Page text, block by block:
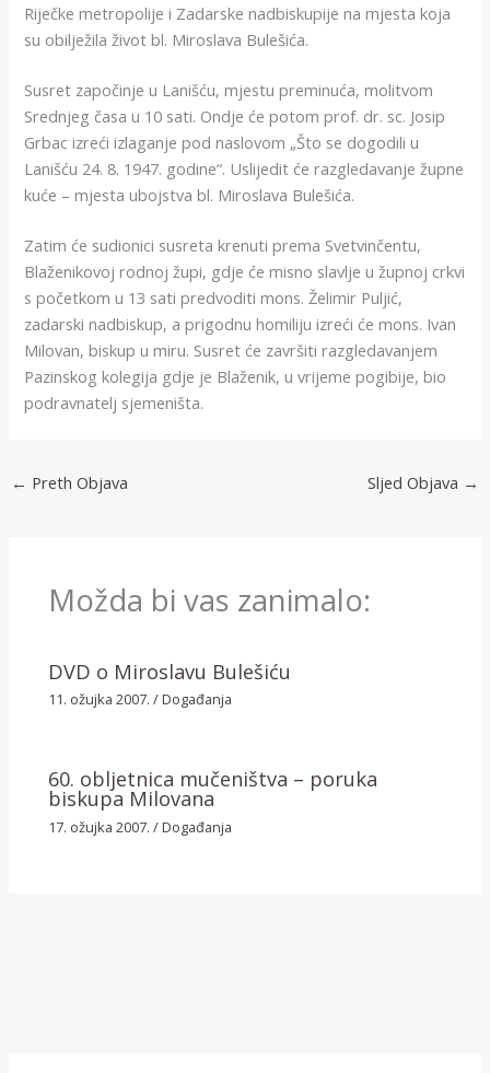
Riječke metropolije i Zadarske nadbiskupije na mjesta koja
su obilježila život bl. Miroslava Bulešića.
Susret započinje u Lanišću, mjestu preminuća, molitvom
Srednjeg časa u 10 sati. Ondje će potom prof. dr. sc. Josip
Grbac izreći izlaganje pod naslovom „Što se dogodili u
Lanišću 24. 8. 1947. godine“. Uslijedit će razgledavanje župne
kuće – mjesta ubojstva bl. Miroslava Bulešića.
Zatim će sudionici susreta krenuti prema Svetvinčentu,
Blaženikovoj rodnoj župi, gdje će misno slavlje u župnoj crkvi
s početkom u 13 sati predvoditi mons. Želimir Puljić,
zadarski nadbiskup, a prigodnu homiliju izreći će mons. Ivan
Milovan, biskup u miru. Susret će završiti razgledavanjem
Pazinskog kolegija gdje je Blaženik, u vrijeme pogibije, bio
podravnatelj sjemeništa.
← Preth Objava Sljed Objava →
Možda bi vas zanimalo:
DVD o Miroslavu Bulešiću
11. ožujka 2007./Događanja
60. obljetnica mučeništva – poruka
biskupa Milovana
17. ožujka 2007./Događanja